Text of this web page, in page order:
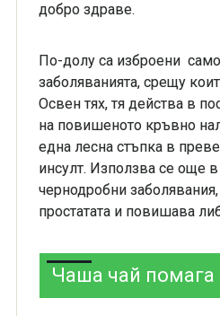
добро здраве.
По-долу са изброени само
заболяванията, срещу
Освен тях, тя действа в
на повишеното кръвно
една лесна стъпка в
инсулт. Използва се още
чернодробни
простатата и повишава
Чаша чай помага за